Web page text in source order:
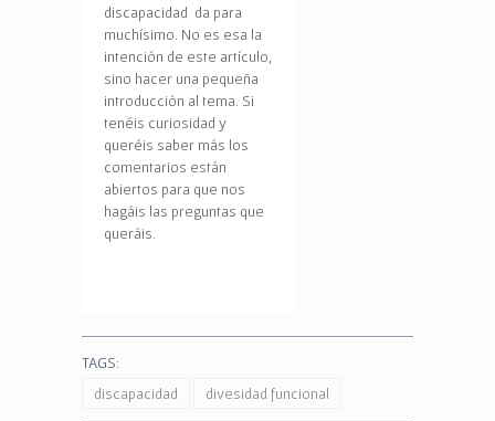
discapacidad da para
muchísimo. No es esa la
intención de este artículo,
sino hacer una pequeña
introducción al tema. Si
tenéis curiosidad y
queréis saber más los
comentarios están
abiertos para que nos
hagáis las preguntas que
queráis.
TAGS:
discapacidad
divesidad funcional